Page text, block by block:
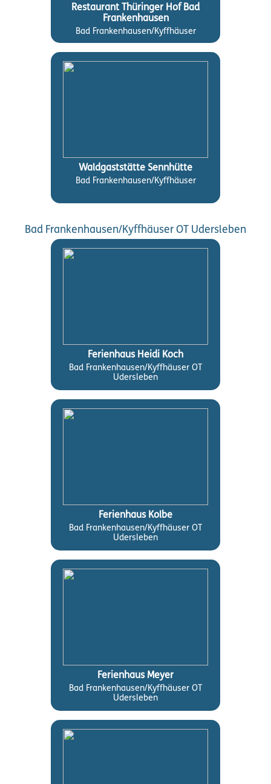
Restaurant Thüringer Hof Bad
Frankenhausen
Bad Frankenhausen/Kyffhäuser
Waldgaststätte Sennhütte
Bad Frankenhausen/Kyffhäuser
Bad Frankenhausen/Kyffhäuser OT Udersleben
Ferienhaus Heidi Koch
Bad Frankenhausen/Kyffhäuser OT
Udersleben
Ferienhaus Kolbe
Bad Frankenhausen/Kyffhäuser OT
Udersleben
Ferienhaus Meyer
Bad Frankenhausen/Kyffhäuser OT
Udersleben